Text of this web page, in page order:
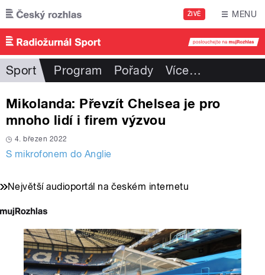
Přejít k hlavnímu obsahu
ŽIVĚ MENU
Sport Program Pořady Více…
Mikolanda: Převzít Chelsea je pro
mnoho lidí i firem výzvou
4. březen 2022
S mikrofonem do Anglie
Největší audioportál na českém internetu